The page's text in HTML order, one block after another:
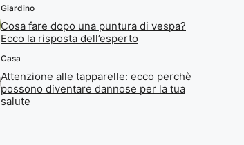
Giardino
Cosa fare dopo una puntura di vespa?
Ecco la risposta dell’esperto
Casa
Attenzione alle tapparelle: ecco perchè
possono diventare dannose per la tua
salute